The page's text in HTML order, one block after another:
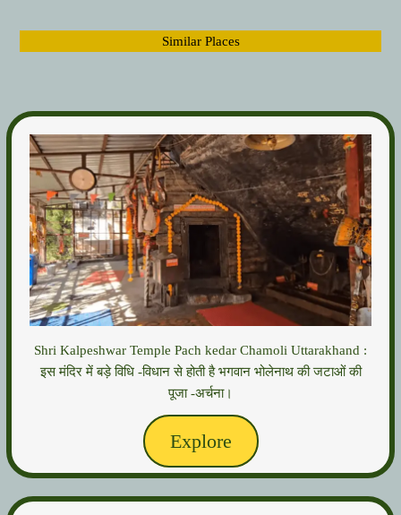
Similar Places
Shri Kalpeshwar Temple Pach kedar Chamoli Uttarakhand :
इस मंदिर में बड़े विधि -विधान से होती है भगवान भोलेनाथ की जटाओं की
पूजा -अर्चना।
Explore